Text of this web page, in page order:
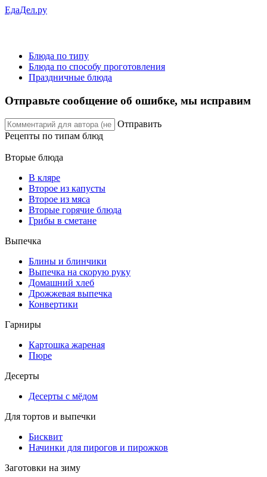
ЕдаДел.ру
Блюда по типу
Блюда по способу проготовления
Праздничные блюда
Отправьте сообщение об ошибке, мы исправим
Отправить
Рецепты по типам блюд
Вторые блюда
В кляре
Второе из капусты
Второе из мяса
Вторые горячие блюда
Грибы в сметане
Выпечка
Блины и блинчики
Выпечка на скорую руку
Домашний хлеб
Дрожжевая выпечка
Конвертики
Гарниры
Картошка жареная
Пюре
Десерты
Десерты с мёдом
Для тортов и выпечки
Бисквит
Начинки для пирогов и пирожков
Заготовки на зиму